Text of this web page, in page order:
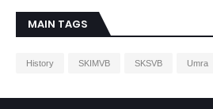
MAIN TAGS
History SKIMVB SKSVB Umra